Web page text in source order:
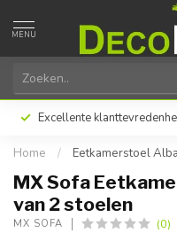
MENU
Excellente
Home / Eetkamerstoel
MX Sofa
van 2 stoelen
MX SOFA (0)